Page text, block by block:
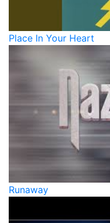
Place In Your Heart
Runaway